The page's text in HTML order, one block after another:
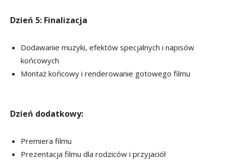
Dzień 5: Finalizacja
Dodawanie muzyki, efektów specjalnych i napisów
końcowych
Montaż końcowy i renderowanie gotowego filmu
Dzień dodatkowy:
Premiera filmu
Prezentacja filmu dla rodziców i przyjaciół